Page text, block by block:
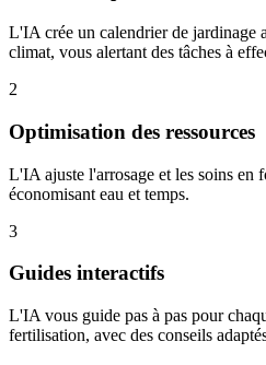
L'IA crée un calendrier de jardinage
climat, vous alertant des tâches à
2
Optimisation des ressources
L'IA ajuste l'arrosage et les soins en
économisant eau et temps.
3
Guides interactifs
L'IA vous guide pas à pas pour
fertilisation, avec des conseils